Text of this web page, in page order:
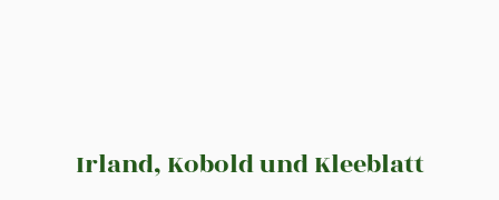
Irland, Kobold und Kleeblatt